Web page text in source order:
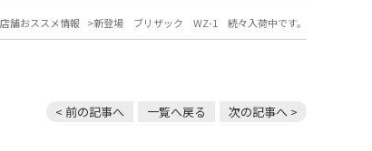
店舗おススメ情報 新登場 ブリザック WZ-1 続々入荷中です。
< 前の記事へ 一覧へ戻る 次の記事へ >